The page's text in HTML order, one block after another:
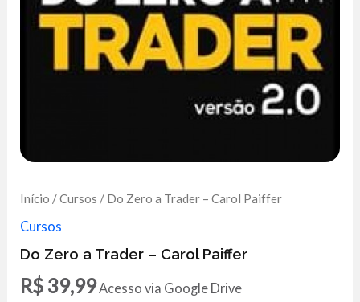
Início /Cursos / Do Zero a Trader – Carol Paiffer
Cursos
Do Zero a Trader – Carol Paiffer
R$ 39,99Acesso via Google Drive